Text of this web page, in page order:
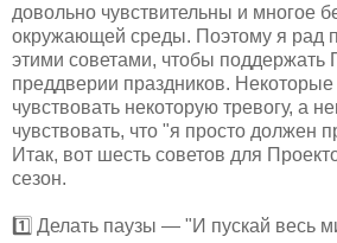
довольно чувствительны и многое
окружающей среды. Поэтому я рад
этими советами, чтобы поддержать
преддверии праздников.
чувствовать некоторую тревогу, а
чувствовать, что "я просто должен
Итак, вот шесть советов для
сезон.
1️⃣ Делать паузы — "И пускай весь